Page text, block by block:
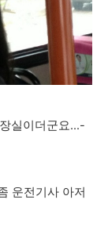
실이더군요...-
운전기사 아저